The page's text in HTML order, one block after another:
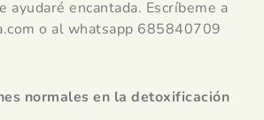
ayudaré encantada. Escríbeme a
o al whatsapp 685840709
normales en la detoxificación